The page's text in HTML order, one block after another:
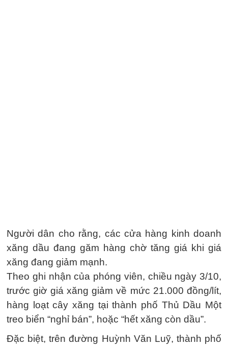
Người dân cho rằng, các cửa hàng kinh doanh
xăng dầu đang găm hàng chờ tăng giá khi giá
xăng đang giảm mạnh.
Theo ghi nhận của phóng viên, chiều ngày 3/10,
trước giờ giá xăng giảm về mức 21.000 đồng/lít,
hàng loạt cây xăng tại thành phố Thủ Dầu Một
treo biển “nghỉ bán”, hoặc “hết xăng còn dầu”.
Đặc biệt, trên đường Huỳnh Văn Luỹ, thành phố